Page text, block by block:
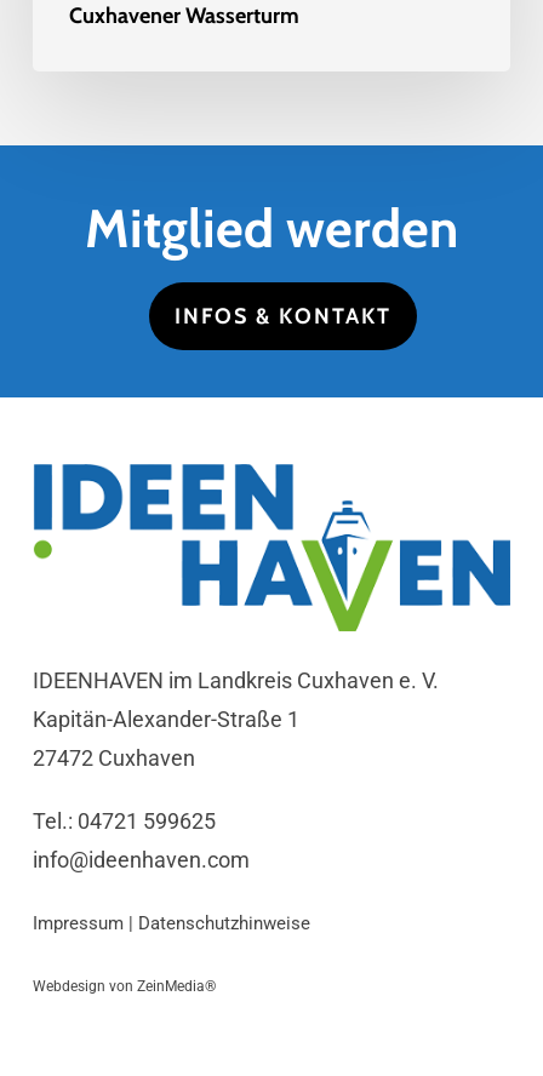
Cuxhavener Wasserturm
Mitglied werden
INFOS & KONTAKT
IDEENHAVEN im Landkreis Cuxhaven e. V.
Kapitän-Alexander-Straße 1
27472 Cuxhaven
Tel.: 04721 599625
info@ideenhaven.com
Impressum| Datenschutzhinweise
Webdesign von ZeinMedia®